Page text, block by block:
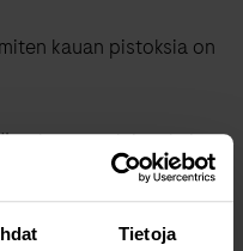
Tietoja
kauan pistoksia on
ole samanlaista kuin
iän myötä.